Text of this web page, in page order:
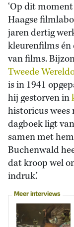
‘Op dit
Haagse
jaren dertig
kleurenfilms én
van films.
Tweede
is in 1941
hij gestorven in
historicus wees
dagboek ligt
samen met
Buchenwald
datkroop wel
indruk.’
Meer interviews